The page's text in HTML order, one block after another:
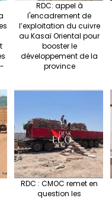
RDC: appel à
l'encadrement de
l’exploitation du cuivre
au Kasaï Oriental pour
booster le
développement de la
province
RDC : CMOC remet en
question les